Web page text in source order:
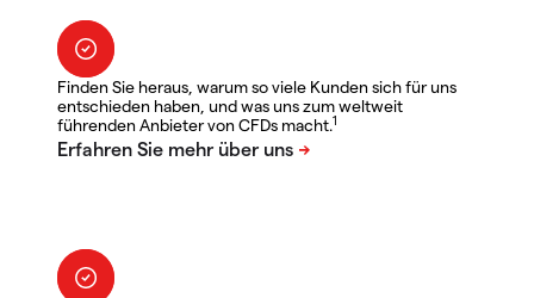
Finden Sie heraus, warum so viele Kunden sich für uns
entschieden haben, und was uns zum weltweit
führenden Anbieter von CFDs macht.1